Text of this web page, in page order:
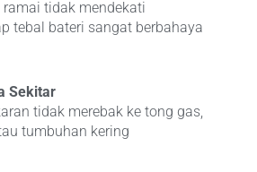
tidak mendekati
tebal bateri sangat berbahaya
Sekitar
tidak merebak ke tong gas,
tumbuhan kering